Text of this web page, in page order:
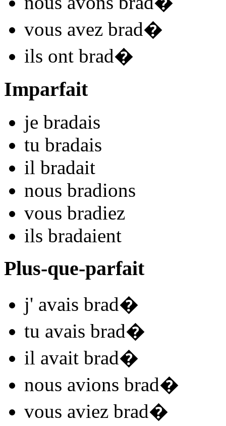
vous avez brad�
ils ont brad�
Imparfait
je bradais
tu bradais
il bradait
nous bradions
vous bradiez
ils bradaient
Plus-que-parfait
j' avais brad�
tu avais brad�
il avait brad�
nous avions brad�
vous aviez brad�